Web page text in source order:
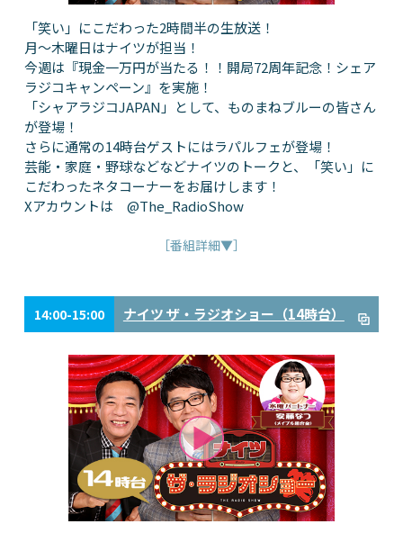
「笑い」にこだわった2時間半の生放送！
月～木曜日はナイツが担当！
今週は『現金一万円が当たる！！開局72周年記念！シェア
ラジコキャンペーン』を実施！
「シャアラジコJAPAN」として、ものまねブルーの皆さん
が登場！
さらに通常の14時台ゲストにはラパルフェが登場！
芸能・家庭・野球などなどナイツのトークと、「笑い」に
こだわったネタコーナーをお届けします！
Xアカウントは @The_RadioShow
［番組詳細▼］
14:00-15:00 ナイツ ザ・ラジオショー（14時台）